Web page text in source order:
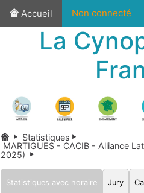
Accueil Non connecté
La
Statistiques
MARTIGUES - CACIB - Alliance
2025)
Statistiques avec horaire Jury